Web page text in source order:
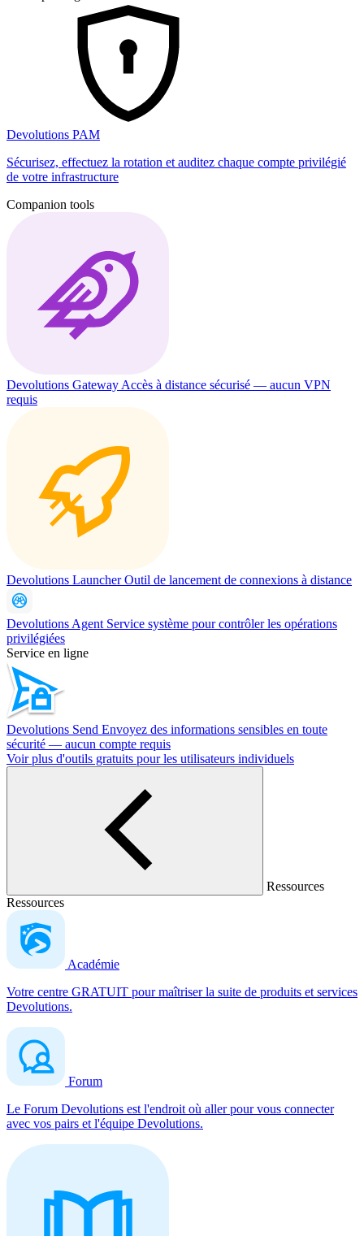
Devolutions PAM
Sécurisez, effectuez la rotation et auditez chaque compte privilégié
de votre infrastructure
Companion tools
Devolutions Gateway Accès à distance sécurisé — aucun VPN
requis
Devolutions LauncherOutil de lancement de connexions à distance
Devolutions Agent Service système pour contrôler les opérations
privilégiées
Service en ligne
Devolutions Send Envoyez des informations sensibles en toute
sécurité — aucun compte requis
Voir plus d'outils gratuits pour les utilisateurs individuels
Ressources
Ressources
Académie
Votre centre GRATUIT pour maîtriser la suite de produits et services
Devolutions.
Forum
Le Forum Devolutions est l'endroit où aller pour vous connecter
avec vos pairs et l'équipe Devolutions.